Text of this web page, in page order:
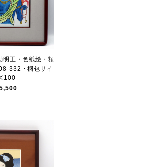
明王・色紙絵・額
332・梱包サイ
100